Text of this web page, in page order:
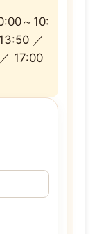
～10:
／
17:00